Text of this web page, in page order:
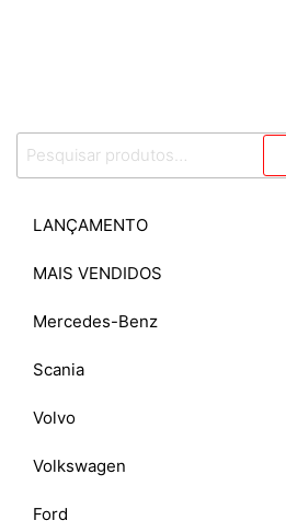
Pesquisar
LANÇAMENTO
MAIS VENDIDOS
Mercedes-Benz
Scania
Volvo
Volkswagen
Ford